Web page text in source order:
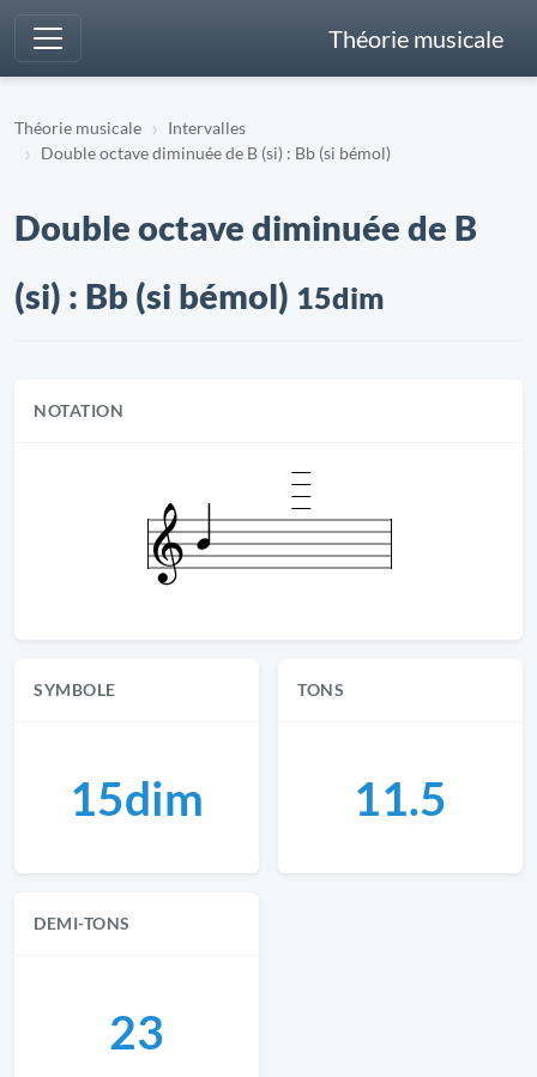
Théorie musicale
Théorie musicale
Intervalles
Double octave diminuée de B (si) : Bb (si bémol)
Double octave diminuée de B
(si) : Bb (si bémol) 15dim
NOTATION
SYMBOLE
15dim
TONS
11.5
DEMI-TONS
23